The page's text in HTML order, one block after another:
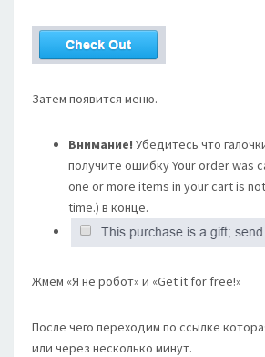
Затем появится меню.
Внимание! Убедитесь что
получите ошибку Your order was
one or more items in your cart is
time.) в конце.
Жмем «Я не робот» и «Get it for free!»
После чего переходим по ссылке
или через несколько минут.